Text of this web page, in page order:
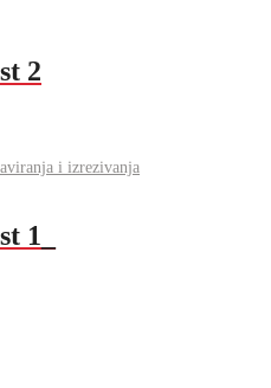
i izrezivanja
2
1_